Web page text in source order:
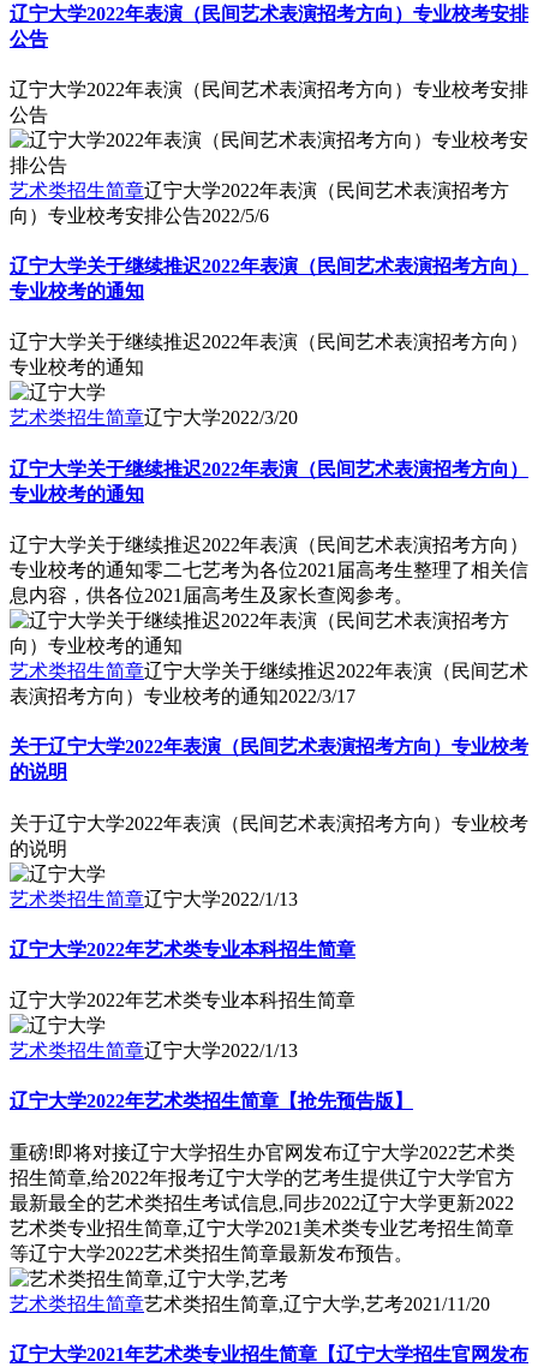
辽宁大学2022年表演（民间艺术表演招考方向）专业校考安排
公告
辽宁大学2022年表演（民间艺术表演招考方向）专业校考安排
公告
艺术类招生简章辽宁大学2022年表演（民间艺术表演招考方
向）专业校考安排公告2022/5/6
辽宁大学关于继续推迟2022年表演（民间艺术表演招考方向）
专业校考的通知
辽宁大学关于继续推迟2022年表演（民间艺术表演招考方向）
专业校考的通知
艺术类招生简章辽宁大学2022/3/20
辽宁大学关于继续推迟2022年表演（民间艺术表演招考方向）
专业校考的通知
辽宁大学关于继续推迟2022年表演（民间艺术表演招考方向）
专业校考的通知零二七艺考为各位2021届高考生整理了相关信
息内容，供各位2021届高考生及家长查阅参考。
艺术类招生简章辽宁大学关于继续推迟2022年表演（民间艺术
表演招考方向）专业校考的通知2022/3/17
关于辽宁大学2022年表演（民间艺术表演招考方向）专业校考
的说明
关于辽宁大学2022年表演（民间艺术表演招考方向）专业校考
的说明
艺术类招生简章辽宁大学2022/1/13
辽宁大学2022年艺术类专业本科招生简章
辽宁大学2022年艺术类专业本科招生简章
艺术类招生简章辽宁大学2022/1/13
辽宁大学2022年艺术类招生简章【抢先预告版】
重磅!即将对接辽宁大学招生办官网发布辽宁大学2022艺术类
招生简章,给2022年报考辽宁大学的艺考生提供辽宁大学官方
最新最全的艺术类招生考试信息,同步2022辽宁大学更新2022
艺术类专业招生简章,辽宁大学2021美术类专业艺考招生简章
等辽宁大学2022艺术类招生简章最新发布预告。
艺术类招生简章艺术类招生简章,辽宁大学,艺考2021/11/20
辽宁大学2021年艺术类专业招生简章【辽宁大学招生官网发布